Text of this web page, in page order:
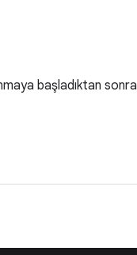
başladıktan sonra